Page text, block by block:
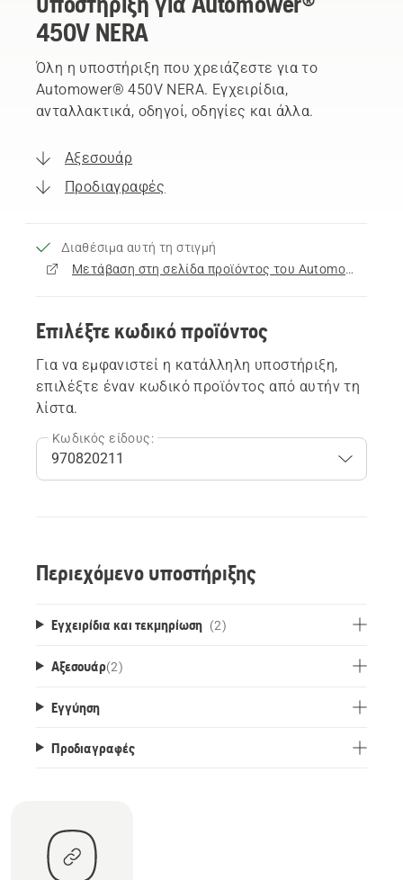
450V NERA
Όλη η υποστήριξη που χρειάζεστε για το
Automower® 450V NERA. Εγχειρίδια,
ανταλλακτικά, οδηγοί, οδηγίες και άλλα.
Αξεσουάρ
Προδιαγραφές
Διαθέσιμα αυτή τη στιγμή
Μετάβαση στη σελίδα προϊόντος του Automower® 450V NERA
Επιλέξτε κωδικό προϊόντος
Για να εμφανιστεί η κατάλληλη υποστήριξη,
επιλέξτε έναν κωδικό προϊόντος από αυτήν τη
λίστα.
Κωδικός είδους:
Περιεχόμενο υποστήριξης
Εγχειρίδια και τεκμηρίωση (2)
Αξεσουάρ(2)
Εγγύηση
Προδιαγραφές